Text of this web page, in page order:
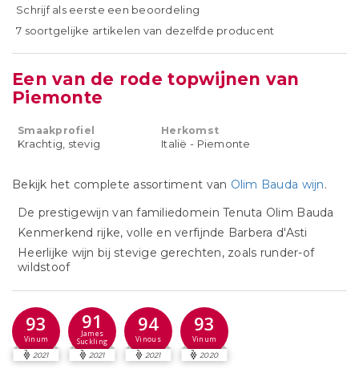
Schrijf als eerste een beoordeling
7 soortgelijke artikelen van dezelfde producent
Een van de rode topwijnen van
Piemonte
Smaakprofiel
Krachtig, stevig
Herkomst
Italië - Piemonte
Bekijk het complete assortiment van Olim Bauda wijn.
De prestigewijn van familiedomein Tenuta Olim Bauda
Kenmerkend rijke, volle en verfijnde Barbera d'Asti
Heerlijke wijn bij stevige gerechten, zoals runder-of
wildstoof
93
Vinum
2021
91
James
Suckling
2021
94
Vinous
2021
93
Vinum
2020